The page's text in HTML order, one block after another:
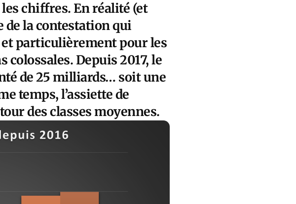
chiffres. En réalité (et
de la contestation qui
particulièrement pour les
Depuis 2017, le
de 25 milliards… soit une
temps, l’assiette de
des classes moyennes.